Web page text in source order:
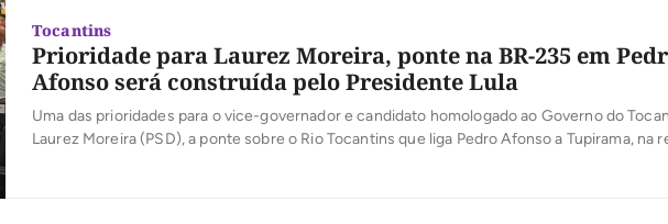
Tocantins
Prioridade para Laurez Moreira, ponte na BR-235 em
Afonso será construída pelo Presidente Lula
Uma das prioridades para o vice-governador e candidato homologado ao Governo do
Laurez Moreira (PSD), a ponte sobre o Rio Tocantins que liga Pedro Afonso a Tupirama, na